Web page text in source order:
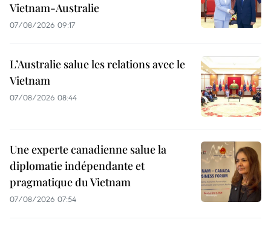
Vietnam-Australie
07/08/2026 09:17
L’Australie salue les relations avec le
Vietnam
07/08/2026 08:44
Une experte canadienne salue la
diplomatie indépendante et
pragmatique du Vietnam
07/08/2026 07:54